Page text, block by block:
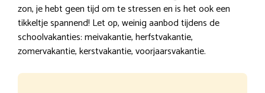
zon, je hebt geen tijd om te stressen en is het ook een
tikkeltje spannend! Let op, weinig aanbod tijdens de
schoolvakanties: meivakantie, herfstvakantie,
zomervakantie, kerstvakantie, voorjaarsvakantie.